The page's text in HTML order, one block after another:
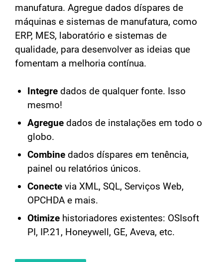
manufatura. Agregue dados díspares de
máquinas e sistemas de manufatura, como
ERP, MES, laboratório e sistemas de
qualidade, para desenvolver as ideias que
fomentam a melhoria contínua.
Integre dados de qualquer fonte. Isso
mesmo!
Agregue dados de instalações em todo o
globo.
Combine dados díspares em tenência,
painel ou relatórios únicos.
Conecte via XML, SQL, Serviços Web,
OPCHDA e mais.
Otimize historiadores existentes: OSIsoft
PI, IP.21, Honeywell, GE, Aveva, etc.